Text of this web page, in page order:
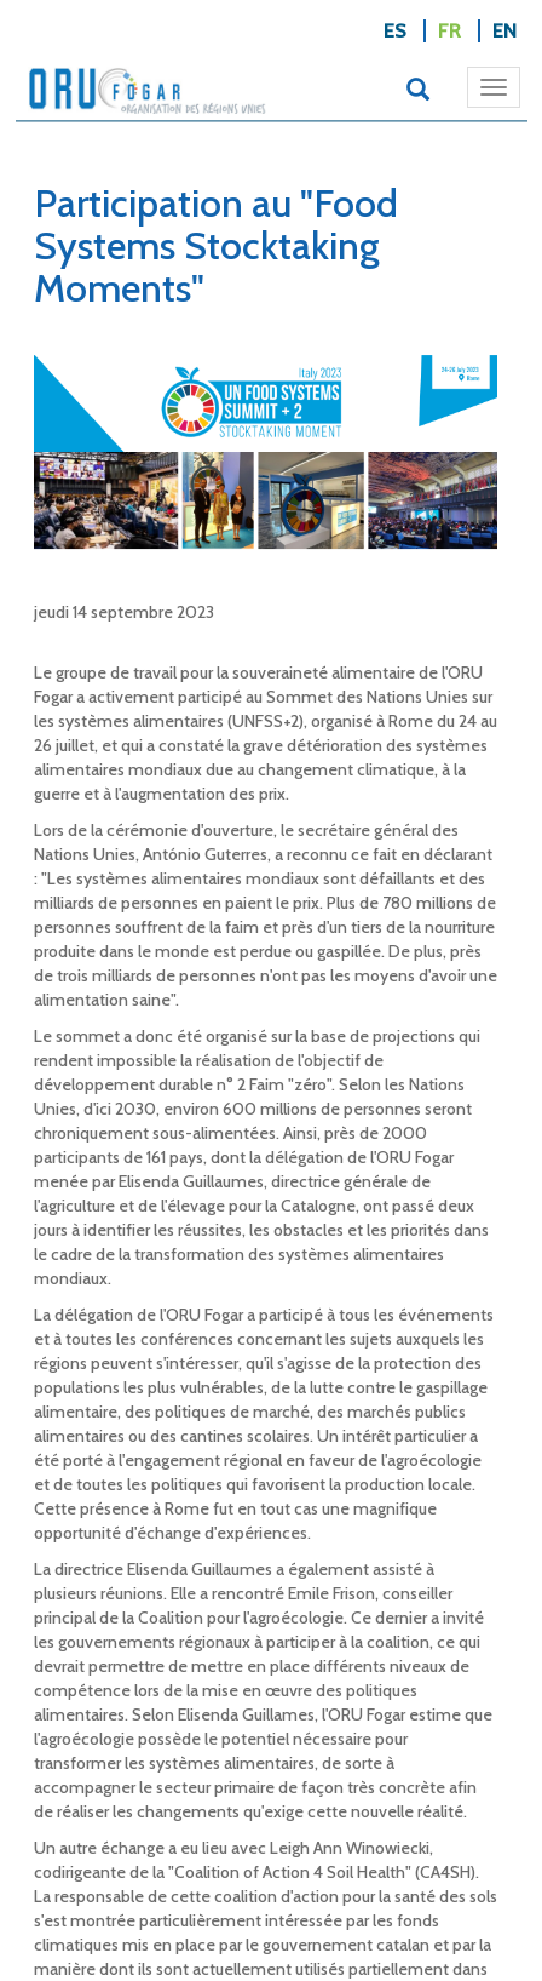
ES FR EN
Participation au "Food
Systems Stocktaking
Moments"
jeudi 14 septembre 2023
Le groupe de travail pour la souveraineté alimentaire de l'ORU
Fogar a activement participé au Sommet des Nations Unies sur
les systèmes alimentaires (UNFSS+2), organisé à Rome du 24 au
26 juillet, et qui a constaté la grave détérioration des systèmes
alimentaires mondiaux due au changement climatique, à la
guerre et à l'augmentation des prix.
Lors de la cérémonie d'ouverture, le secrétaire général des
Nations Unies, António Guterres, a reconnu ce fait en déclarant
: "Les systèmes alimentaires mondiaux sont défaillants et des
milliards de personnes en paient le prix. Plus de 780 millions de
personnes souffrent de la faim et près d'un tiers de la nourriture
produite dans le monde est perdue ou gaspillée. De plus, près
de trois milliards de personnes n'ont pas les moyens d'avoir une
alimentation saine".
Le sommet a donc été organisé sur la base de projections qui
rendent impossible la réalisation de l'objectif de
développement durable n° 2 Faim "zéro". Selon les Nations
Unies, d'ici 2030, environ 600 millions de personnes seront
chroniquement sous-alimentées. Ainsi, près de 2000
participants de 161 pays, dont la délégation de l'ORU Fogar
menée par Elisenda Guillaumes, directrice générale de
l'agriculture et de l'élevage pour la Catalogne, ont passé deux
jours à identifier les réussites, les obstacles et les priorités dans
le cadre de la transformation des systèmes alimentaires
mondiaux.
La délégation de l'ORU Fogar a participé à tous les événements
et à toutes les conférences concernant les sujets auxquels les
régions peuvent s'intéresser, qu'il s'agisse de la protection des
populations les plus vulnérables, de la lutte contre le gaspillage
alimentaire, des politiques de marché, des marchés publics
alimentaires ou des cantines scolaires. Un intérêt particulier a
été porté à l'engagement régional en faveur de l'agroécologie
et de toutes les politiques qui favorisent la production locale.
Cette présence à Rome fut en tout cas une magnifique
opportunité d'échange d'expériences.
La directrice Elisenda Guillaumes a également assisté à
plusieurs réunions. Elle a rencontré Emile Frison, conseiller
principal de la Coalition pour l'agroécologie. Ce dernier a invité
les gouvernements régionaux à participer à la coalition, ce qui
devrait permettre de mettre en place différents niveaux de
compétence lors de la mise en œuvre des politiques
alimentaires. Selon Elisenda Guillames, l'ORU Fogar estime que
l'agroécologie possède le potentiel nécessaire pour
transformer les systèmes alimentaires, de sorte à
accompagner le secteur primaire de façon très concrète afin
de réaliser les changements qu'exige cette nouvelle réalité.
Un autre échange a eu lieu avec Leigh Ann Winowiecki,
codirigeante de la "Coalition of Action 4 Soil Health" (CA4SH).
La responsable de cette coalition d'action pour la santé des sols
s'est montrée particulièrement intéressée par les fonds
climatiques mis en place par le gouvernement catalan et par la
manière dont ils sont actuellement utilisés partiellement dans